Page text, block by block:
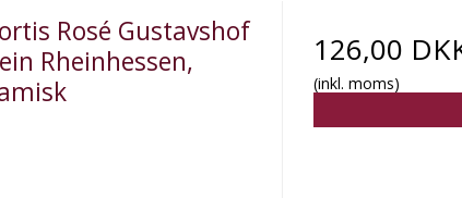
Rosé Gustavshof
Rheinhessen,
126,00
(inkl. moms)